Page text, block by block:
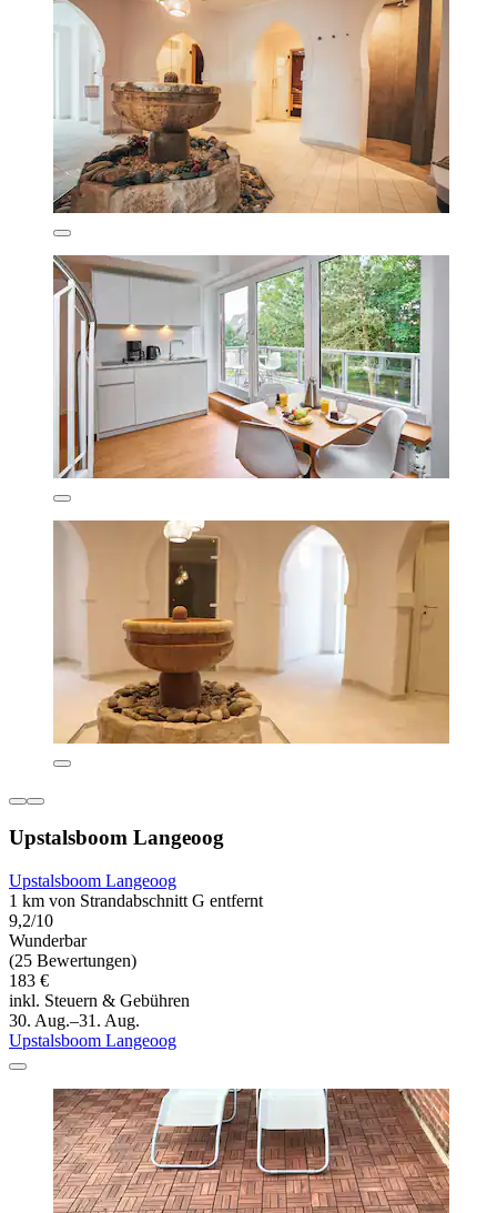
Upstalsboom Langeoog
Upstalsboom Langeoog
1 km von Strandabschnitt G entfernt
9,2/10
Wunderbar
(25 Bewertungen)
183 €
inkl. Steuern & Gebühren
30. Aug.–31. Aug.
Upstalsboom Langeoog